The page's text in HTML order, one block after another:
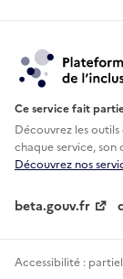
Ce service fait
Découvrez les
chaque service, son
Découvrez nos
beta.gouv.fr
Accessibilité :